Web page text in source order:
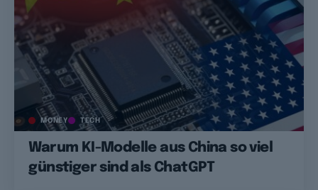
MONEY TECH
Warum KI-Modelle aus China so viel
günstiger sind als ChatGPT